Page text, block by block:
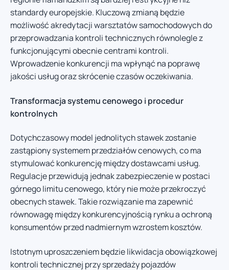
standardy europejskie. Kluczową zmianą będzie
możliwość akredytacji warsztatów samochodowych do
przeprowadzania kontroli technicznych równolegle z
funkcjonującymi obecnie centrami kontroli.
Wprowadzenie konkurencji ma wpłynąć na poprawę
jakości usług oraz skrócenie czasów oczekiwania.
Transformacja systemu cenowego i procedur
kontrolnych
Dotychczasowy model jednolitych stawek zostanie
zastąpiony systemem przedziałów cenowych, co ma
stymulować konkurencję między dostawcami usług.
Regulacje przewidują jednak zabezpieczenie w postaci
górnego limitu cenowego, który nie może przekroczyć
obecnych stawek. Takie rozwiązanie ma zapewnić
równowagę między konkurencyjnością rynku a ochroną
konsumentów przed nadmiernym wzrostem kosztów.
Istotnym uproszczeniem będzie likwidacja obowiązkowej
kontroli technicznej przy sprzedaży pojazdów